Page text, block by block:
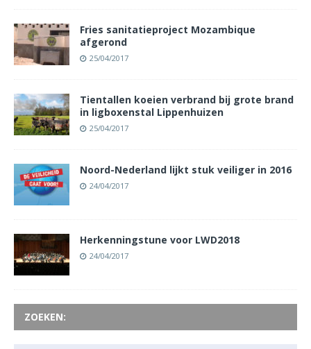
Fries sanitatieproject Mozambique
afgerond
25/04/2017
Tientallen koeien verbrand bij grote brand
in ligboxenstal Lippenhuizen
25/04/2017
Noord-Nederland lijkt stuk veiliger in 2016
24/04/2017
Herkenningstune voor LWD2018
24/04/2017
ZOEKEN: